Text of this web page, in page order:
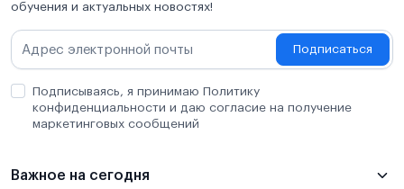
обучения и актуальных новостях!
Подписаться
Подписываясь, я принимаю Политику
конфиденциальности и даю согласие на получение
маркетинговых сообщений
Важное на сегодня